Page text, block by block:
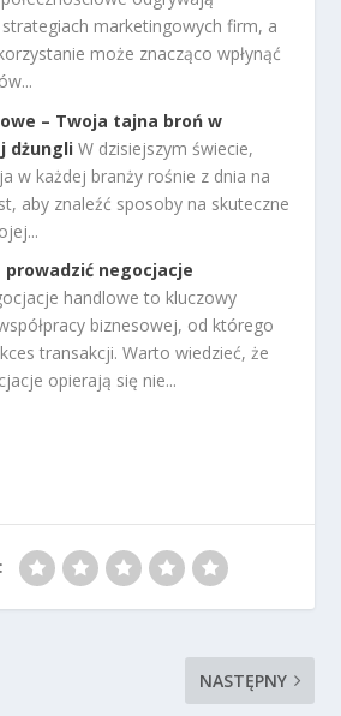
marketingowych firm, a
może znacząco wpłynąć
– Twoja tajna broń w
dżungli W dzisiejszym świecie,
w każdej branży rośnie z dnia na
aby znaleźć sposoby na skuteczne
prowadzić negocjacje
handlowe to kluczowy
biznesowej, od którego
transakcji. Warto wiedzieć, że
opierają się nie...
NASTĘPNY